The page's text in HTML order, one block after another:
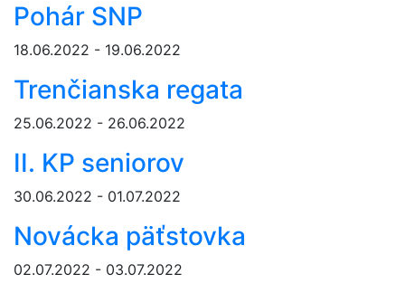
Pohár SNP
18.06.2022 - 19.06.2022
Trenčianska regata
25.06.2022 - 26.06.2022
II. KP seniorov
30.06.2022 - 01.07.2022
Novácka päťstovka
02.07.2022 - 03.07.2022